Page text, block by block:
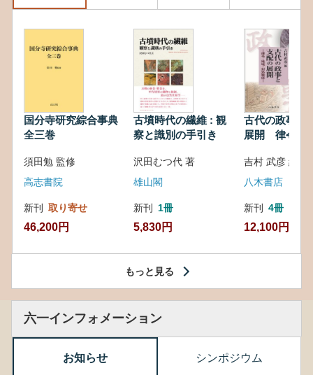
国分寺研究綜合事典
全三巻
須田勉 監修
高志書院
新刊 取り寄せ
46,200円
古墳時代の繊維 : 観
察と識別の手引き
沢田むつ代 著
雄山閣
新刊 1冊
5,830円
古代の政事と
展開 律令・
吉村 武彦 編集
八木書店
新刊 4冊
12,100円
もっと見る
六一インフォメーション
お知らせ シンポジウム